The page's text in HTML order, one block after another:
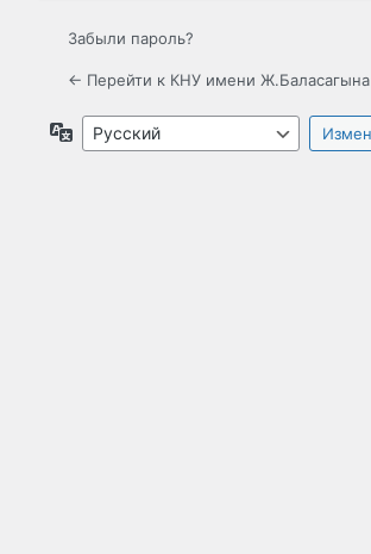
Забыли пароль?
← Перейти к КНУ имени Ж.Баласагына
Язык